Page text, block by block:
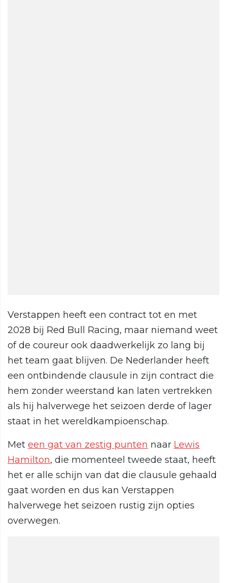
Verstappen heeft een contract tot en met
2028 bij Red Bull Racing, maar niemand weet
of de coureur ook daadwerkelijk zo lang bij
het team gaat blijven. De Nederlander heeft
een ontbindende clausule in zijn contract die
hem zonder weerstand kan laten vertrekken
als hij halverwege het seizoen derde of lager
staat in het wereldkampioenschap.
Met een gat van zestig punten naar Lewis
Hamilton, die momenteel tweede staat, heeft
het er alle schijn van dat die clausule gehaald
gaat worden en dus kan Verstappen
halverwege het seizoen rustig zijn opties
overwegen.